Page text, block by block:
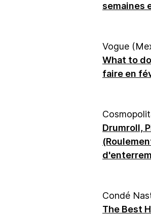
semaines
Vogue
What to
faire en
Drumroll,
Condé
The Best